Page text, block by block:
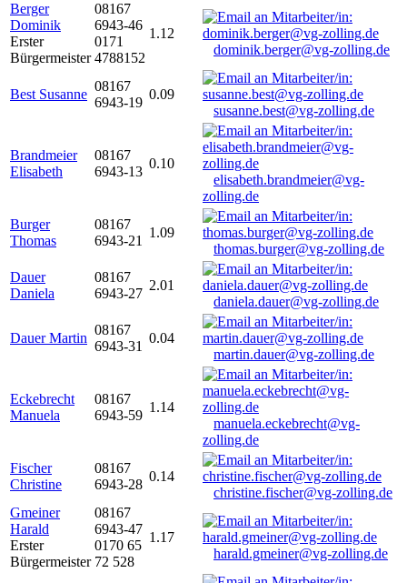
Berger
Dominik
Erster
Bürgermeister
08167
6943-46
0171
4788152
1.12
dominik.berger@vg-zolling.de
Best Susanne
08167
6943-19
0.09
susanne.best@vg-zolling.de
Brandmeier
Elisabeth
08167
6943-13
0.10
elisabeth.brandmeier@vg-
zolling.de
Burger
Thomas
08167
6943-21
1.09
thomas.burger@vg-zolling.de
Dauer
Daniela
08167
6943-27
2.01
daniela.dauer@vg-zolling.de
Dauer Martin
08167
6943-31
0.04
martin.dauer@vg-zolling.de
Eckebrecht
Manuela
08167
6943-59
1.14
manuela.eckebrecht@vg-
zolling.de
Fischer
Christine
08167
6943-28
0.14
christine.fischer@vg-zolling.de
Gmeiner
Harald
Erster
Bürgermeister
08167
6943-47
0170 65
72 528
1.17
harald.gmeiner@vg-zolling.de